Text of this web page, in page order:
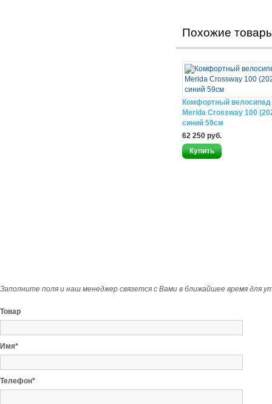
Похожие
Комфортный велосипед
Merida Crossway 100
синий 59см
62 250 руб.
Заполните поля и наш менеджер связется с Вами в ближайшее время для
Товар
Имя*
Телефон*